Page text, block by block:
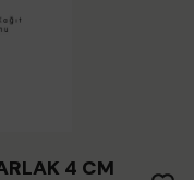
4 CM